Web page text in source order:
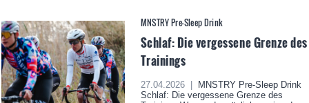
MNSTRY Pre-Sleep Drink
Schlaf: Die vergessene Grenze des
Trainings
27.04.2026 |
MNSTRY Pre-Sleep Drink
Schlaf: Die vergessene Grenze des